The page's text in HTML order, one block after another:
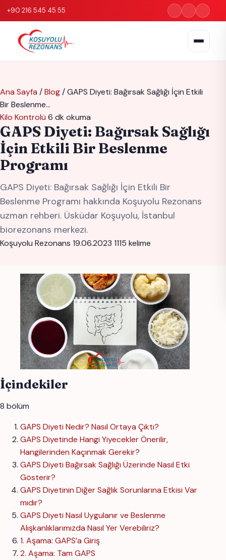
+90 216 545 45 55
Ana Sayfa /Blog/GAPS Diyeti: Bağırsak Sağlığı İçin Etkili
Bir Beslenme…
Kilo Kontrolü 6 dk okuma
GAPS Diyeti: Bağırsak Sağlığı
İçin Etkili Bir Beslenme
Programı
GAPS Diyeti: Bağırsak Sağlığı İçin Etkili Bir
Beslenme Programı hakkında Koşuyolu Rezonans
uzman rehberi. Üsküdar Koşuyolu, İstanbul
biorezonans merkezi.
Koşuyolu Rezonans 19.06.2023 1115 kelime
İçindekiler
8 bölüm
GAPS Diyeti Nedir? Nasıl Ortaya Çıktı?
GAPS Diyetinde Hangi Yiyecekler Önerilir,
Hangilerinden Kaçınmak Gerekir?
GAPS Diyeti Bağırsak Sağlığı Üzerinde Nasıl Etki
Gösterir?
GAPS Diyetinin Diğer Sağlık Sorunlarına Etkisi Var
mıdır?
GAPS Diyeti Nasıl Uygulanır ve Beslenme
Alışkanlıklarımızda Nasıl Yer Verebiliriz?
1. Aşama: GAPS’a Giriş
2. Aşama: Tam GAPS